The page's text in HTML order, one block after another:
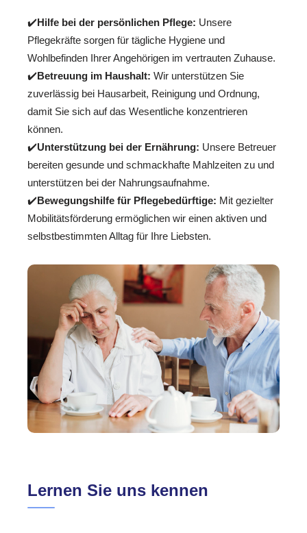
✔️Hilfe bei der persönlichen Pflege: Unsere
Pflegekräfte sorgen für tägliche Hygiene und
Wohlbefinden Ihrer Angehörigen im vertrauten Zuhause.
✔️Betreuung im Haushalt: Wir unterstützen Sie
zuverlässig bei Hausarbeit, Reinigung und Ordnung,
damit Sie sich auf das Wesentliche konzentrieren
können.
✔️Unterstützung bei der Ernährung: Unsere Betreuer
bereiten gesunde und schmackhafte Mahlzeiten zu und
unterstützen bei der Nahrungsaufnahme.
✔️Bewegungshilfe für Pflegebedürftige: Mit gezielter
Mobilitätsförderung ermöglichen wir einen aktiven und
selbstbestimmten Alltag für Ihre Liebsten.
Lernen Sie uns kennen